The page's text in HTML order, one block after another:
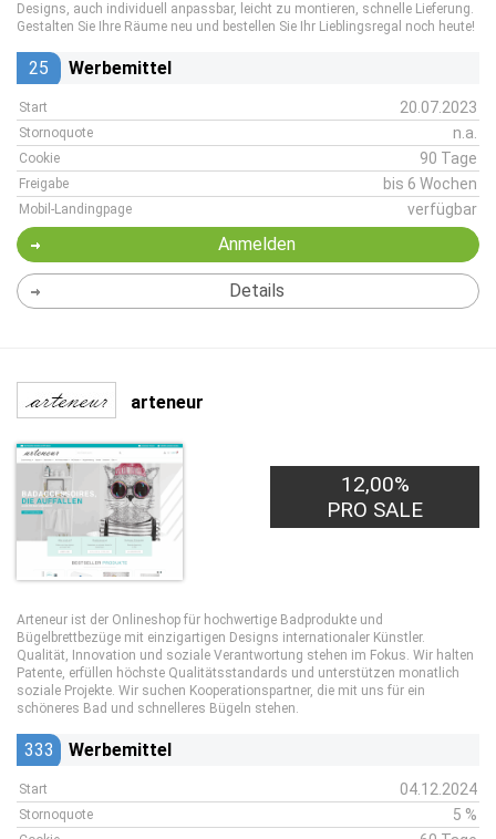
Designs, auch individuell anpassbar, leicht zu montieren, schnelle Lieferung.
Gestalten Sie Ihre Räume neu und bestellen Sie Ihr Lieblingsregal noch heute!
25 Werbemittel
Start 20.07.2023
Stornoquote n.a.
Cookie 90 Tage
Freigabe bis 6 Wochen
Mobil-Landingpage verfügbar
Anmelden
Details
arteneur
12,00%
PRO SALE
Arteneur ist der Onlineshop für hochwertige Badprodukte und
Bügelbrettbezüge mit einzigartigen Designs internationaler Künstler.
Qualität, Innovation und soziale Verantwortung stehen im Fokus. Wir halten
Patente, erfüllen höchste Qualitätsstandards und unterstützen monatlich
soziale Projekte. Wir suchen Kooperationspartner, die mit uns für ein
schöneres Bad und schnelleres Bügeln stehen.
333 Werbemittel
Start 04.12.2024
Stornoquote 5 %